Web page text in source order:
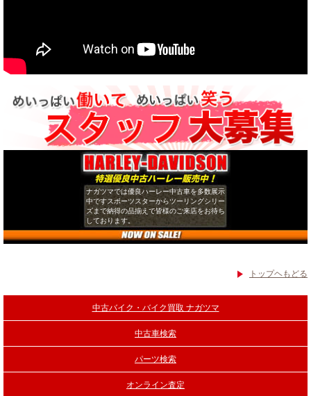
ナガツマでは優良ハーレー中古車を多数展示
中ですスポーツスターからツーリングシリー
ズまで納得の品揃えで皆様のご来店をお待ち
しております。
トップヘもどる
中古バイク・バイク買取 ナガツマ
中古車検索
パーツ検索
オンライン査定